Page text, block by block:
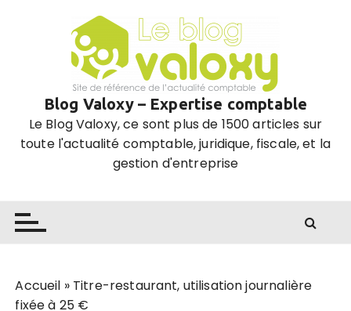
Blog Valoxy – Expertise comptable
Le Blog Valoxy, ce sont plus de 1500 articles sur
toute l'actualité comptable, juridique, fiscale, et la
gestion d'entreprise
Accueil » Titre-restaurant, utilisation journalière
fixée à 25 €